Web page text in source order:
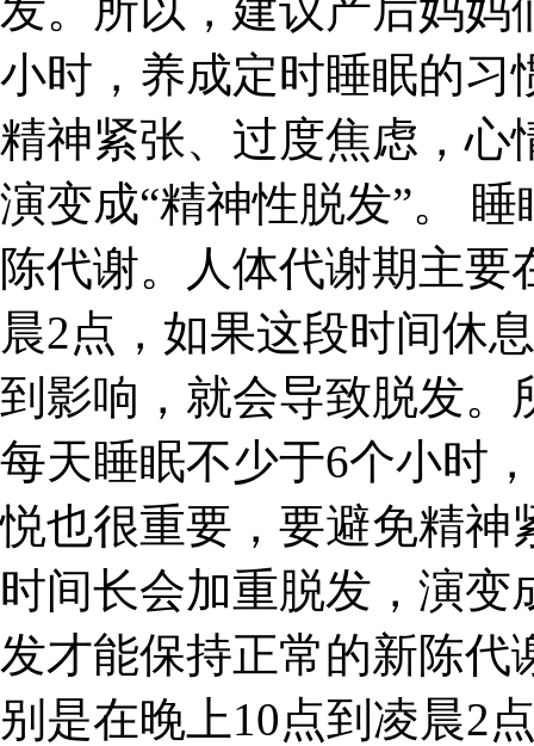
小时，养成定时睡眠的习
精神紧张、过度焦虑，心
演变成“精神性脱发”。
陈代谢。人体代谢期主
晨2点，如果这段时间休
到影响，就会导致脱发。
每天睡眠不少于6个小时
悦也很重要，要避免精神
时间长会加重脱发，演变
发才能保持正常的新陈代
别是在晚上10点到凌晨2